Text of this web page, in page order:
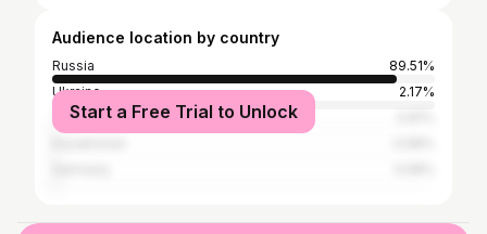
Audience location by country
Russia
89.51%
Ukraine
2.17%
Turkey
Start a Free Trial to Unlock